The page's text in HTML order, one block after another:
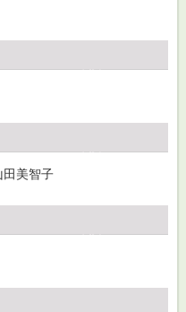
田美智子